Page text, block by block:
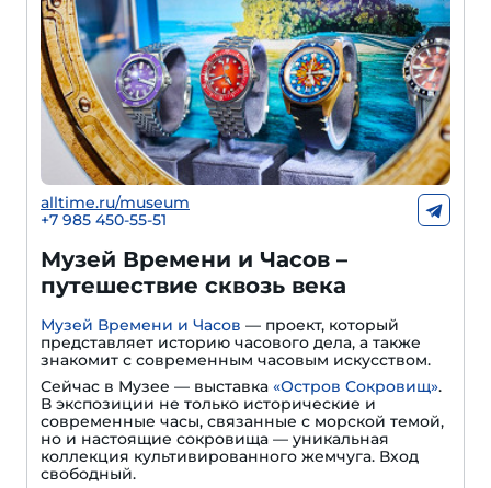
alltime.ru/museum
+7 985 450-55-51
Музей Времени и Часов –
путешествие сквозь века
Музей Времени и Часов — проект, который
представляет историю часового дела, а также
знакомит с современным часовым искусством.
Сейчас в Музее — выставка «Остров Сокровищ».
В экспозиции не только исторические и
современные часы, связанные с морской темой,
но и настоящие сокровища — уникальная
коллекция культивированного жемчуга. Вход
свободный.